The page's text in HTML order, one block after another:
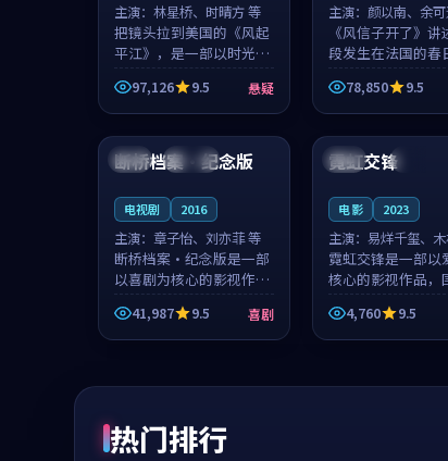
主演： 林星桥、时晴方 等
把镜头拉到美国的《风起
平江》，是一部以时光记
忆为底色的悬疑作品。林
星桥和时晴方贡献了2020
年颇受关注的合作演出，
影片在情感层次与现实质
感之间游...
97,126 9.5 悬疑
主演：颜以南、余
《风信子开了》讲
段发生在法国的春
故事。颜以南饰演
与余可遇的角色因
外卷入更深的纠葛
元素贯穿始终，节
而富有张力，...
78,850 9.5
英国 连载中
99:18
断桥档案·纪念版
电视剧 2016
主演： 章子怡、刘亦菲 等
断桥档案·纪念版是一部
以喜剧为核心的影视作
品，围绕危机、反转与人
物成长展开，整体节奏紧
凑，值得推荐观看。
41,987 9.5 喜剧
法国
霓虹交锋
电影 2023
主演：易烊千玺、
等
霓虹交锋是一部以
核心的影视作品，
机、反转与人物成
开，整体节奏紧凑
推荐观看。
4,760 9.5
热门排行